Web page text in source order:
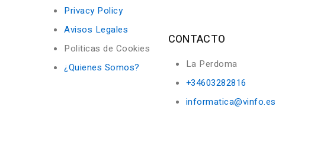
Privacy Policy
Avisos Legales
Politicas de Cookies
¿Quienes Somos?
CONTACTO
La Perdoma
+34603282816
informatica@vinfo.es